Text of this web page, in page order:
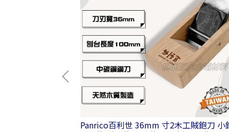
Panrico百利世 36mm 寸2木工賊鉋刀 小